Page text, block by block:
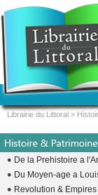
De la Prehistoire a
Du Moyen-age a
Revolution & Empires
Librairie du Littoral >